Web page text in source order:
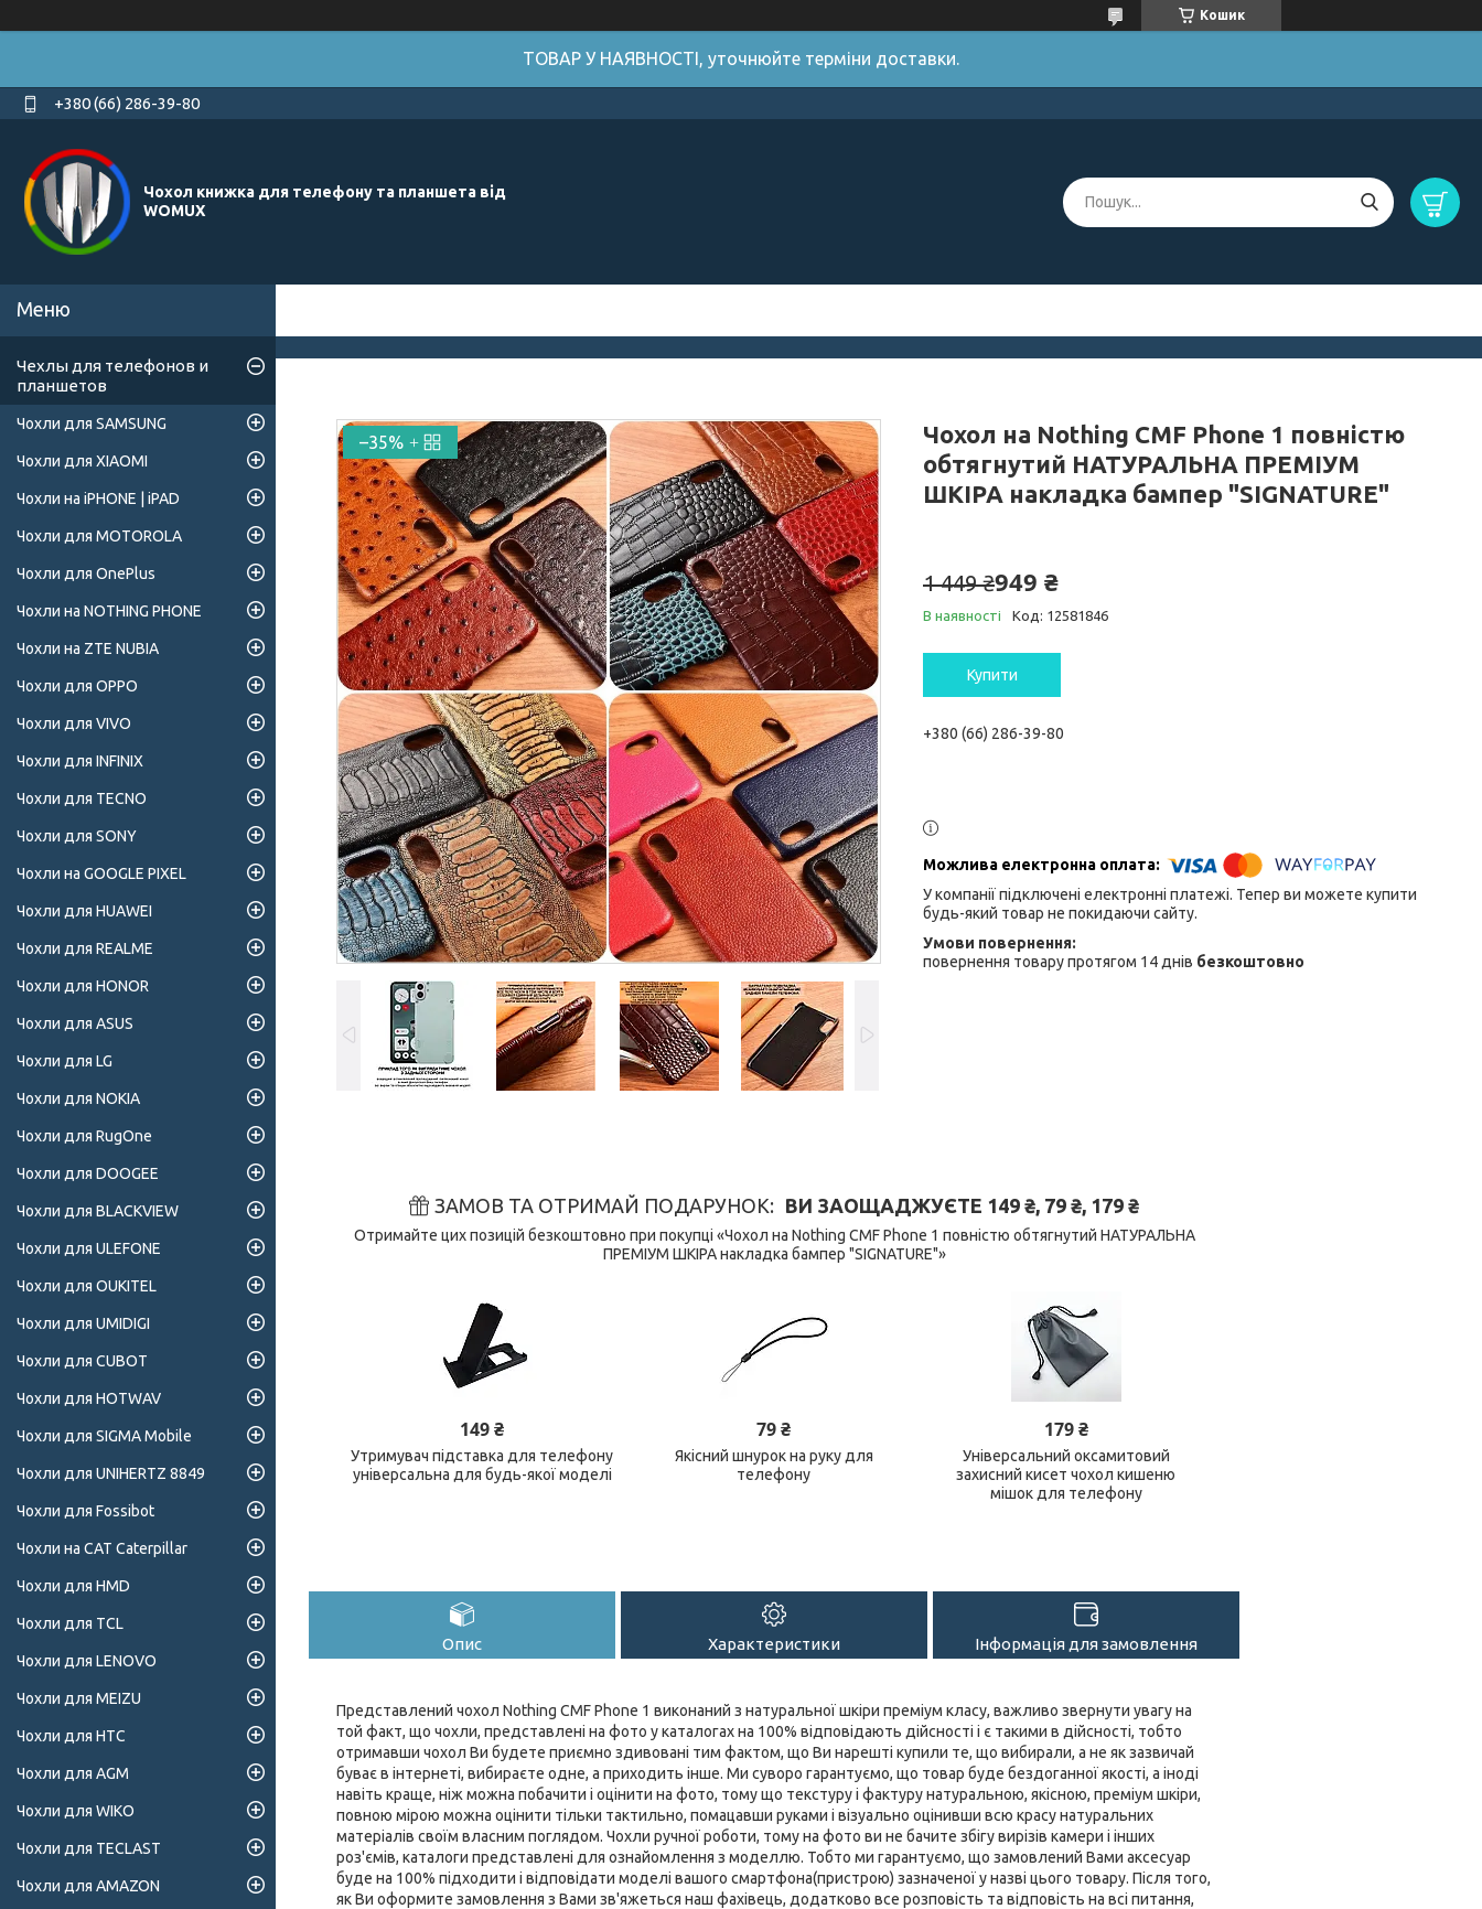
Кошик
ТОВАР У НАЯВНОСТІ, уточнюйте терміни доставки.
+380 (66) 286-39-80
Чохол книжка для телефону та планшета від
WOMUX
–35%
Чохол на Nothing CMF Phone 1 повністю
обтягнутий НАТУРАЛЬНА ПРЕМІУМ
ШКІРА накладка бампер "SIGNATURE"
1 449 ₴949 ₴
В наявності Код: 12581846
Купити
+380 (66) 286-39-80
У компанії підключені електронні платежі. Тепер ви можете купити
будь-який товар не покидаючи сайту.
повернення товару протягом 14 днів безкоштовно
ЗАМОВ ТА ОТРИМАЙ ПОДАРУНОК ВИ ЗАОЩАДЖУЄТЕ 149 ₴, 79 ₴, 179 ₴
Отримайте цих позицій безкоштовно при покупці «Чохол на Nothing CMF Phone 1 повністю обтягнутий НАТУРАЛЬНА
ПРЕМІУМ ШКІРА накладка бампер "SIGNATURE"»
149 ₴
Утримувач підставка для телефону
універсальна для будь-якої моделі
79 ₴
Якісний шнурок на руку для
телефону
179 ₴
Універсальний оксамитовий
захисний кисет чохол кишеню
мішок для телефону
Опис Характеристики Інформація для замовлення
Представлений чохол Nothing CMF Phone 1 виконаний з натуральної шкіри преміум класу, важливо звернути увагу на
той факт, що чохли, представлені на фото у каталогах на 100% відповідають дійсності і є такими в дійсності, тобто
отримавши чохол Ви будете приємно здивовані тим фактом, що Ви нарешті купили те, що вибирали, а не як зазвичай
буває в інтернеті, вибираєте одне, а приходить інше. Ми суворо гарантуємо, що товар буде бездоганної якості, а іноді
навіть краще, ніж можна побачити і оцінити на фото, тому що текстуру і фактуру натуральною, якісною, преміум шкіри,
повною мірою можна оцінити тільки тактильно, помацавши руками і візуально оцінивши всю красу натуральних
матеріалів своїм власним поглядом. Чохли ручної роботи, тому на фото ви не бачите збігу вирізів камери і інших
роз'ємів, каталоги представлені для ознайомлення з моделлю. Тобто ми гарантуємо, що замовлений Вами аксесуар
буде на 100% підходити і відповідати моделі вашого смартфона(пристрою) зазначеної у назві цього товару. Після того,
як Ви оформите замовлення з Вами зв'яжеться наш фахівець, додатково все розповість та відповість на всі питання,
Чехлы для телефонов и
планшетов
Чохли для SAMSUNG
Чохли для XIAOMI
Чохли на iPHONE | iPAD
Чохли для MOTOROLA
Чохли для OnePlus
Чохли на NOTHING PHONE
Чохли на ZTE NUBIA
Чохли для OPPO
Чохли для VIVO
Чохли для INFINIX
Чохли для TECNO
Чохли для SONY
Чохли на GOOGLE PIXEL
Чохли для HUAWEI
Чохли для REALME
Чохли для HONOR
Чохли для ASUS
Чохли для LG
Чохли для NOKIA
Чохли для RugOne
Чохли для DOOGEE
Чохли для BLACKVIEW
Чохли для ULEFONE
Чохли для OUKITEL
Чохли для UMIDIGI
Чохли для CUBOT
Чохли для HOTWAV
Чохли для SIGMA Mobile
Чохли для UNIHERTZ 8849
Чохли для Fossibot
Чохли на CAT Caterpillar
Чохли для HMD
Чохли для TCL
Чохли для LENOVO
Чохли для MEIZU
Чохли для HTC
Чохли для AGM
Чохли для WIKO
Чохли для TECLAST
Чохли для AMAZON